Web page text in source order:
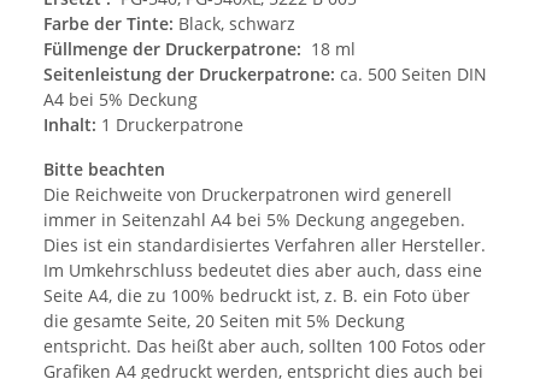
Farbe der Tinte: Black, schwarz
Füllmenge der Druckerpatrone: 18 ml
Seitenleistung der Druckerpatrone: ca. 500 Seiten DIN
A4 bei 5% Deckung
Inhalt: 1 Druckerpatrone
Bitte beachten
Die Reichweite von Druckerpatronen wird generell
immer in Seitenzahl A4 bei 5% Deckung angegeben.
Dies ist ein standardisiertes Verfahren aller Hersteller.
Im Umkehrschluss bedeutet dies aber auch, dass eine
Seite A4, die zu 100% bedruckt ist, z. B. ein Foto über
die gesamte Seite, 20 Seiten mit 5% Deckung
entspricht. Das heißt aber auch, sollten 100 Fotos oder
Grafiken A4 gedruckt werden, entspricht dies auch bei